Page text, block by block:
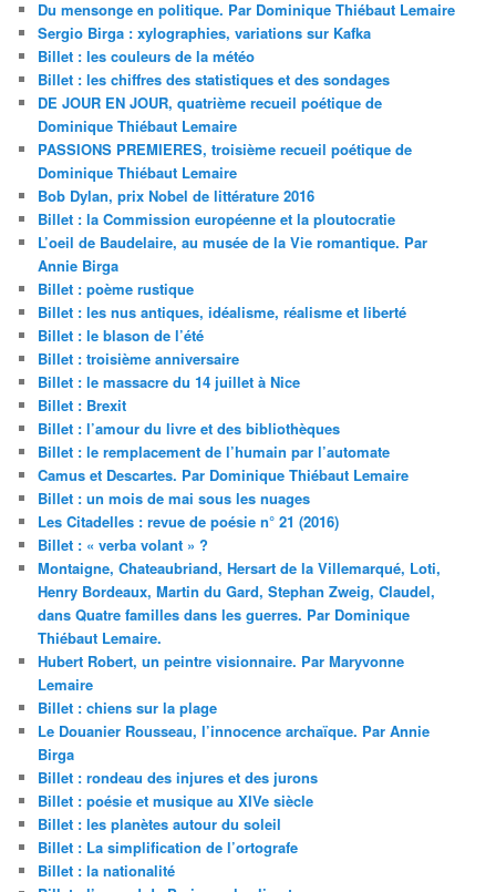
Du mensonge en politique. Par Dominique Thiébaut Lemaire
Sergio Birga : xylographies, variations sur Kafka
Billet : les couleurs de la météo
Billet : les chiffres des statistiques et des sondages
DE JOUR EN JOUR, quatrième recueil poétique de
Dominique Thiébaut Lemaire
PASSIONS PREMIERES, troisième recueil poétique de
Dominique Thiébaut Lemaire
Bob Dylan, prix Nobel de littérature 2016
Billet : la Commission européenne et la ploutocratie
L’oeil de Baudelaire, au musée de la Vie romantique. Par
Annie Birga
Billet : poème rustique
Billet : les nus antiques, idéalisme, réalisme et liberté
Billet : le blason de l’été
Billet : troisième anniversaire
Billet : le massacre du 14 juillet à Nice
Billet : Brexit
Billet : l’amour du livre et des bibliothèques
Billet : le remplacement de l’humain par l’automate
Camus et Descartes. Par Dominique Thiébaut Lemaire
Billet : un mois de mai sous les nuages
Les Citadelles : revue de poésie n° 21 (2016)
Billet : « verba volant » ?
Montaigne, Chateaubriand, Hersart de la Villemarqué, Loti,
Henry Bordeaux, Martin du Gard, Stephan Zweig, Claudel,
dans Quatre familles dans les guerres. Par Dominique
Thiébaut Lemaire.
Hubert Robert, un peintre visionnaire. Par Maryvonne
Lemaire
Billet : chiens sur la plage
Le Douanier Rousseau, l’innocence archaïque. Par Annie
Birga
Billet : rondeau des injures et des jurons
Billet : poésie et musique au XIVe siècle
Billet : les planètes autour du soleil
Billet : La simplification de l’ortografe
Billet : la nationalité